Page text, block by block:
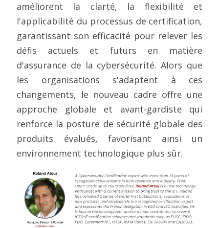
améliorent la clarté, la flexibilité et
l'applicabilité du processus de certification,
garantissant son efficacité pour relever les
défis actuels et futurs en matière
d'assurance de la cybersécurité. Alors que
les organisations s'adaptent à ces
changements, le nouveau cadre offre une
approche globale et avant-gardiste qui
renforce la posture de sécurité globale des
produits évalués, favorisant ainsi un
environnement technologique plus sûr.